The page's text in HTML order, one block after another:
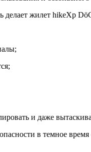
делает жилет hikeXp
и даже
в темное время